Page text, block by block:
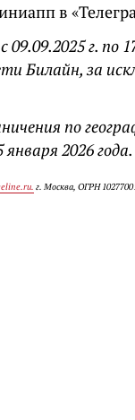
в
г. по
Билайн, за
по
2026 года.
г. Москва, ОГРН